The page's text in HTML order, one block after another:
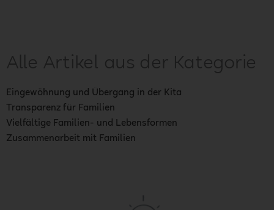
Alle Artikel aus der Kategorie
Eingewöhnung und Übergang in der Kita
Transparenz für Familien
Vielfältige Familien- und Lebensformen
Zusammenarbeit mit Familien